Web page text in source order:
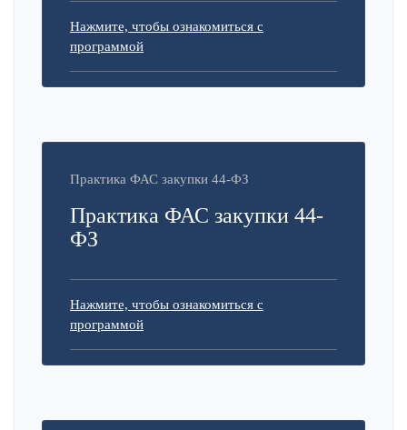
Нажмите, чтобы ознакомиться с
программой
Практика ФАС закупки 44-ФЗ
Практика ФАС закупки 44-
ФЗ
Нажмите, чтобы ознакомиться с
программой